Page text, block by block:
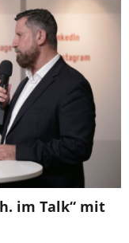
im Talk“ mit